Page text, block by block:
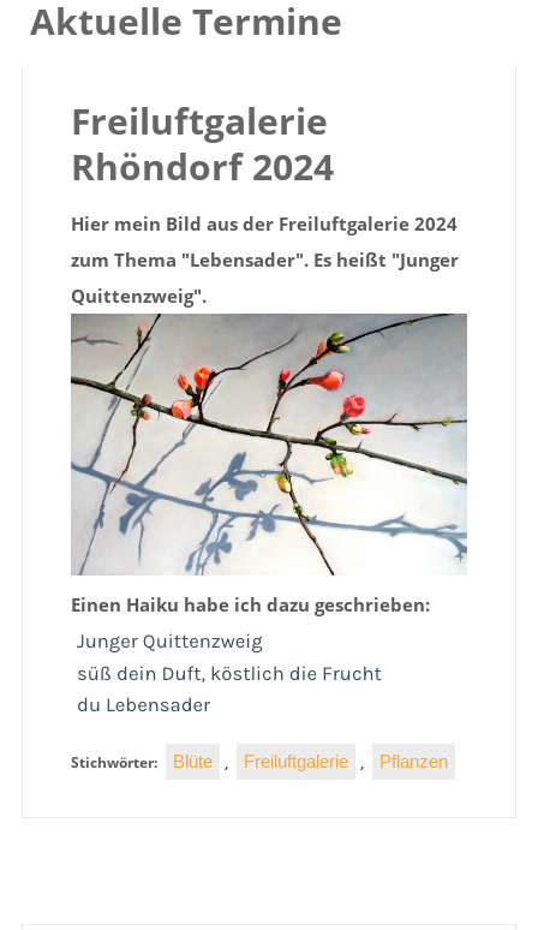
Aktuelle Termine
Freiluftgalerie
Rhöndorf 2024
Hier mein Bild aus der Freiluftgalerie 2024
zum Thema "Lebensader".Es heißt "Junger
Quittenzweig".
Einen Haiku habe ich dazu geschrieben:
Stichwörter: Blüte , Freiluftgalerie , Pflanzen